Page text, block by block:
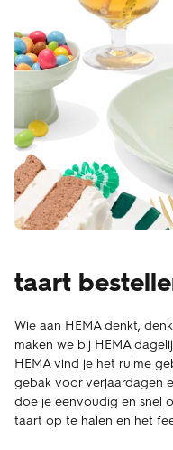
taart
Wie aan HEMA denkt,
maken we bij HEMA
HEMA vind je het ruime
gebak voor verjaardagen
doe je eenvoudig en snel
taart op te halen en het